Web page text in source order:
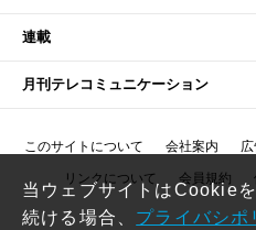
連載
月刊テレコミュニケーション
このサイトについて 会社案内
リンクについて 会員規約
当ウェブサイトはCookie
続ける場合、 プライバシポ